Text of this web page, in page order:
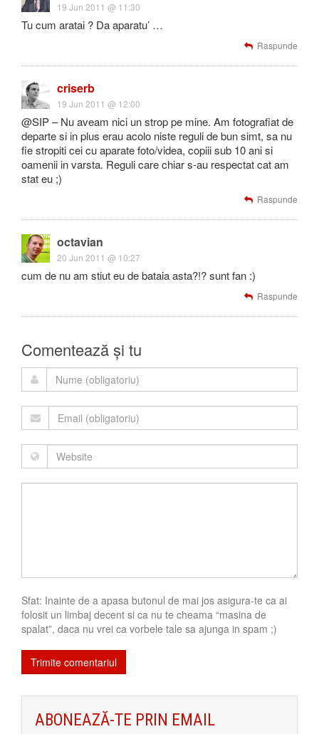
19 Jun 2011 @ 11:30
Tu cum aratai ? Da aparatu’ …
Raspunde
criserb
19 Jun 2011 @ 12:00
@SIP – Nu aveam nici un strop pe mine. Am fotografiat de
departe si in plus erau acolo niste reguli de bun simt, sa nu
fie stropiti cei cu aparate foto/videa, copiii sub 10 ani si
oamenii in varsta. Reguli care chiar s-au respectat cat am
stat eu ;)
Raspunde
octavian
20 Jun 2011 @ 10:27
cum de nu am stiut eu de bataia asta?!? sunt fan :)
Raspunde
Comentează și tu
Sfat: Inainte de a apasa butonul de mai jos asigura-te ca ai
folosit un limbaj decent si ca nu te cheama “masina de
spalat”, daca nu vrei ca vorbele tale sa ajunga in spam ;)
ABONEAZĂ-TE PRIN EMAIL